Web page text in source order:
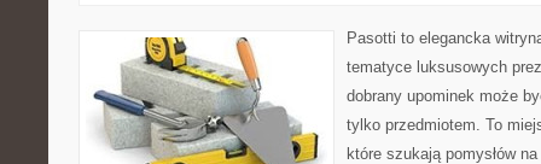
Pasotti to elegancka
tematyce luksusowych
dobrany upominek może
tylko przedmiotem. To
które szukają pomysłów